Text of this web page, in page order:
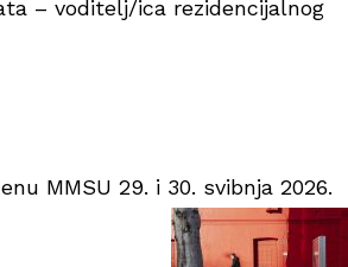
– voditelj/ica rezidencijalnog
MMSU 29. i 30. svibnja 2026.